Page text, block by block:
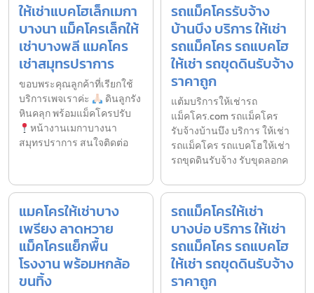
ให้เช่าแบคโฮเล็กเมกา
บางนา แม็คโครเล็กให้
เช่าบางพลี แมคโคร
เช่าสมุทรปราการ
ขอบพระคุณลูกค้าที่เรียกใช้
บริการเพจเราค่ะ
ดินลูกรัง
หินคลุก พร้อมแม็คโครปรับ
หน้างานเมกาบางนา
สมุทรปราการ สนใจติดต่อ
รถแม็คโครรับจ้าง
บ้านบึง บริการ ให้เช่า
รถแม็คโคร รถแบคโฮ
ให้เช่า รถขุดดินรับจ้าง
ราคาถูก
แต้มบริการให้เช่ารถ
แม็คโคร.com รถแม็คโคร
รับจ้างบ้านบึง บริการ ให้เช่า
รถแม็คโคร รถแบคโฮให้เช่า
รถขุดดินรับจ้าง รับขุดลอกค
แมคโครให้เช่าบาง
เพรียง ลาดหวาย
แม็คโครแย็กพื้น
โรงงาน พร้อมหกล้อ
ขนทิ้ง
รถแม็คโครให้เช่า
บางบ่อ บริการ ให้เช่า
รถแม็คโคร รถแบคโฮ
ให้เช่า รถขุดดินรับจ้าง
ราคาถูก